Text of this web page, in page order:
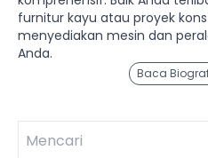
furnitur kayu atau proyek
menyediakan mesin dan
Anda.
Baca